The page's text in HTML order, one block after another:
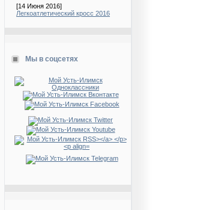
[14 Июня 2016]
Легкоатлетический кросс 2016
Мы в соцсетях